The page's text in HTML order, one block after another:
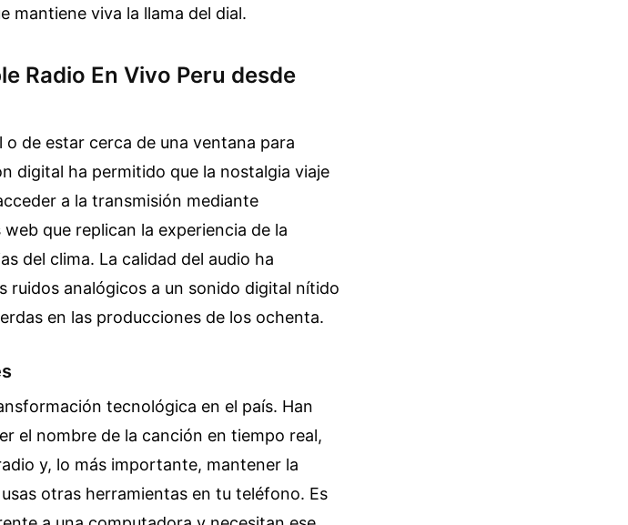
mantiene viva la llama del dial.
Radio En Vivo Peru desde
de estar cerca de una ventana para
digital ha permitido que la nostalgia viaje
a la transmisión mediante
que replican la experiencia de la
del clima. La calidad del audio ha
ruidos analógicos a un sonido digital nítido
en las producciones de los ochenta.
tecnológica en el país. Han
el nombre de la canción en tiempo real,
y, lo más importante, mantener la
otras herramientas en tu teléfono. Es